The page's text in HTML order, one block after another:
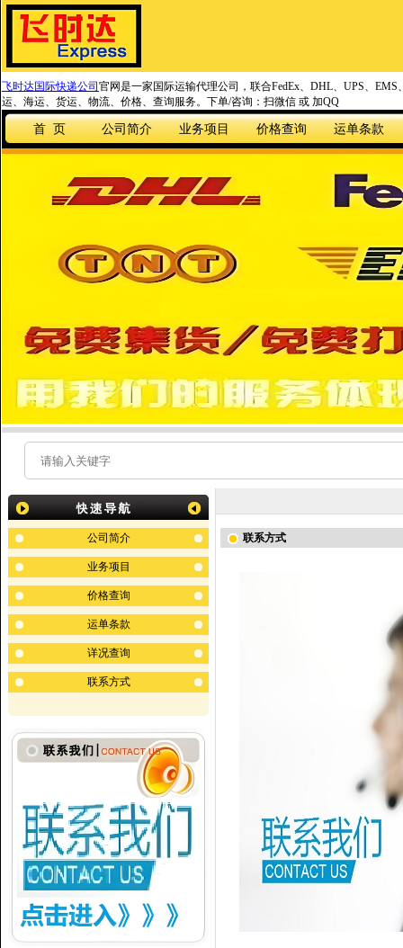
飞时达国际快递公司 官网是一家国际运输代理公司，联合FedEx、DHL、UPS、
运、海运、货运、物流、价格、查询服务。下单/咨询：扫微信 或 加QQ
首 页 公司简介 业务项目 价格查询 运单条款
公司简介
业务项目
价格查询
运单条款
详况查询
联系方式
联系方式